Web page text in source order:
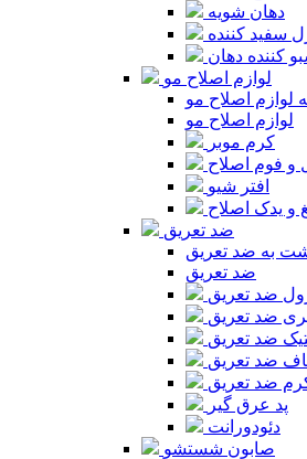
دهان شویه
سفید کننده
کننده دهان
لوازم اصلاح مو
لوازم اصلاح مو
لوازم اصلاح مو
کرم موبر
و فوم اصلاح
افتر شیو
و یدک اصلاح
ضد تعریق
به ضد تعریق
ضد تعریق
ضد تعریق
ضد تعریق
ضد تعریق
ضد تعریق
ضد تعریق
پد عرق گیر
دئودورانت
صابون شستشو